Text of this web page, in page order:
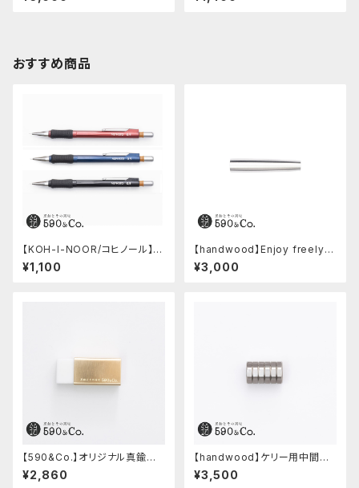
おすすめ商品
【KOH-I-NOOR/コヒノール】M
ephisto profi 5035シャープ
ペンシル(0.5mm)
¥1,100
【handwood】Enjoy freely
後軸 (超超ジュラルミン)
¥3,000
【590&Co.】オリジナル真鍮消
しゴムカバー (無垢)
¥2,860
【handwood】ケリー用中間パ
ーツ/カスタムグリップ (八角形/
ステンレス)
¥3,500